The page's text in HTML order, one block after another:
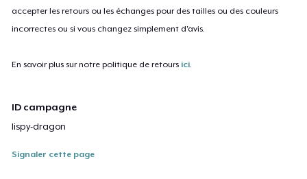
accepter les retours ou les échanges pour des tailles ou des couleurs
incorrectes ou si vous changez simplement d'avis.
En savoir plus sur notre politique de retours ici
ID campagne
lispy-dragon
Signaler cette page